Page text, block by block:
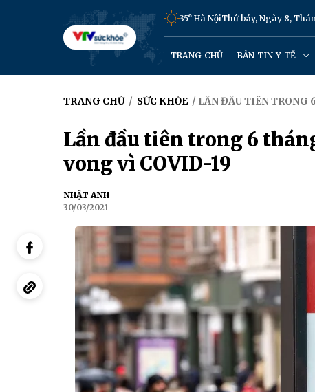
35° Hà NộiThứ bảy, Ngày 8,
TRANG CHỦ BẢN TIN Y TẾ
TRANG CHỦ / SỨC KHỎE / LẦN ĐẦU TIÊN TRONG
Lần đầu tiên trong 6
vong vì COVID-19
NHẬT ANH
30/03/2021